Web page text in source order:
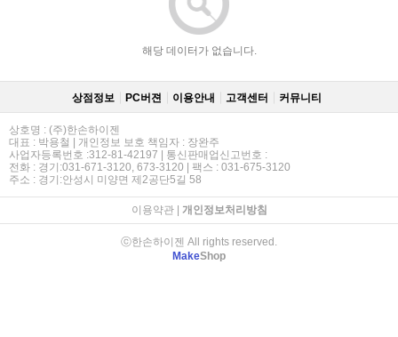
해당 데이터가 없습니다.
상점정보 PC버젼 이용안내 고객센터 커뮤니티
상호명 : (주)한손하이젠
대표 : 박용철 | 개인정보 보호 책임자 : 장완주
사업자등록번호 :312-81-42197 | 통신판매업신고번호 :
전화 : 경기:031-671-3120, 673-3120 | 팩스 : 031-675-3120
주소 : 경기:안성시 미양면 제2공단5길 58
이용약관| 개인정보처리방침
ⓒ한손하이젠 All rights reserved.
MakeShop